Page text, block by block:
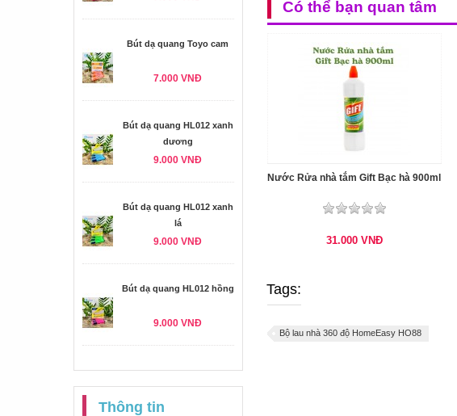
Bút dạ quang Toyo cam
7.000 VNĐ
Bút dạ quang HL012 xanh
dương
9.000 VNĐ
Bút dạ quang HL012 xanh
lá
9.000 VNĐ
Bút dạ quang HL012 hồng
9.000 VNĐ
Thông tin
Có thể bạn quan tâm
Nước Rửa nhà tắm Gift Bạc hà 900ml
31.000 VNĐ
Tags:
Bộ lau nhà 360 độ HomeEasy HO88